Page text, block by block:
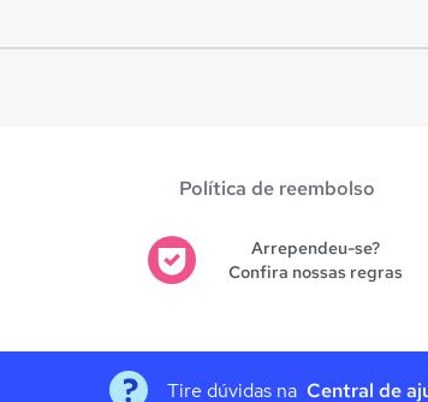
Política de reembolso
Arrependeu-se?
Confira nossas regras
Tire dúvidas na Central de